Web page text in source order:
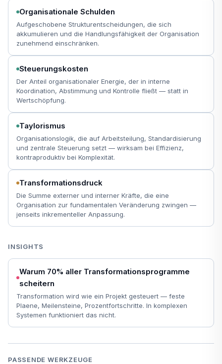
Organisationale Schulden
Aufgeschobene Strukturentscheidungen, die sich
akkumulieren und die Handlungsfähigkeit der Organisation
zunehmend einschränken.
Steuerungskosten
Der Anteil organisationaler Energie, der in interne
Koordination, Abstimmung und Kontrolle fließt — statt in
Wertschöpfung.
Taylorismus
Organisationslogik, die auf Arbeitsteilung, Standardisierung
und zentrale Steuerung setzt — wirksam bei Effizienz,
kontraproduktiv bei Komplexität.
Transformationsdruck
Die Summe externer und interner Kräfte, die eine
Organisation zur fundamentalen Veränderung zwingen —
jenseits inkrementeller Anpassung.
INSIGHTS
Warum 70% aller Transformationsprogramme
scheitern
Transformation wird wie ein Projekt gesteuert — feste
Plaene, Meilensteine, Prozentfortschritte. In komplexen
Systemen funktioniert das nicht.
PASSENDE WERKZEUGE